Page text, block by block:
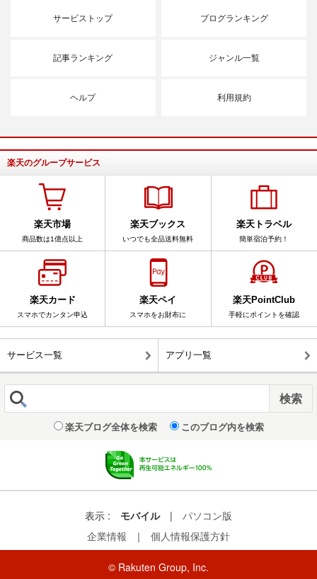
サービストップ ブログランキング
記事ランキング ジャンル一覧
ヘルプ 利用規約
楽天のグループサービス
楽天市場
商品数は1億点以上
楽天ブックス
いつでも全品送料無料
楽天トラベル
簡単宿泊予約！
楽天カード
スマホでカンタン申込
楽天ペイ
スマホをお財布に
楽天PointClub
手軽にポイントを確認
サービス一覧 アプリ一覧
楽天ブログ全体を検索 このブログ内を検索
表示 : モバイル |
パソコン版
企業情報
｜ 個人情報保護方針
© Rakuten Group, Inc.